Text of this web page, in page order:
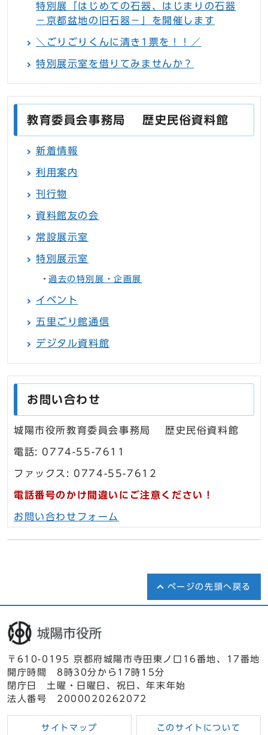
特別展「はじめての石器、はじまりの石器
－京都盆地の旧石器－」を開催します
＼ごりごりくんに清き1票を！！／
特別展示室を借りてみませんか？
教育委員会事務局 歴史民俗資料館
新着情報
利用案内
刊行物
資料館友の会
常設展示室
特別展示室
過去の特別展・企画展
イベント
五里ごり館通信
デジタル資料館
お問い合わせ
城陽市役所教育委員会事務局 歴史民俗資料館
電話: 0774-55-7611
ファックス: 0774-55-7612
電話番号のかけ間違いにご注意ください！
お問い合わせフォーム
ページの先頭へ戻る
〒610-0195 京都府城陽市寺田東ノ口16番地、17番地
開庁時間 8時30分から17時15分
閉庁日 土曜・日曜日、祝日、年末年始
法人番号 2000020262072
サイトマップ このサイトについて